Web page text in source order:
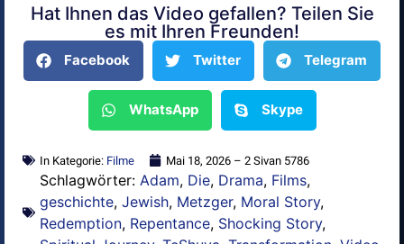
Alternative:
Hat Ihnen das Video gefallen? Teilen Sie
es mit Ihren Freunden!
Facebook Twitter Telegram
WhatsApp Skype
In Kategorie: Filme Mai 18, 2026 – 2 Sivan 5786
Schlagwörter: Adam, Die, Drama, Films,
geschichte, Jewish, Metzger, Moral Story,
Redemption, Repentance, Shocking Story,